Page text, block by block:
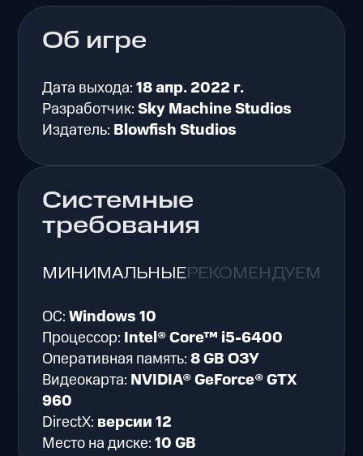
Об игре
Дата выхода:18 апр. 2022 г.
Разработчик:Sky Machine Studios
Издатель: Blowfish Studios
Системные
требования
МИНИМАЛЬНЫЕРЕКОМЕНДУЕМЫЕ
ОС:Windows 10
Процессор: Intel® Core™ i5-6400
Оперативная память:8 GB ОЗУ
Видеокарта: NVIDIA® GeForce® GTX
960
DirectX: версии 12
Место на диске:10 GB